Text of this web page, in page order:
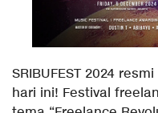
SRIBUFEST 2024
hari ini! Festival